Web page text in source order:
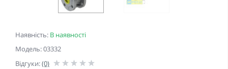
Наявність: В наявності
Модель: 03332
Відгуки:(0)